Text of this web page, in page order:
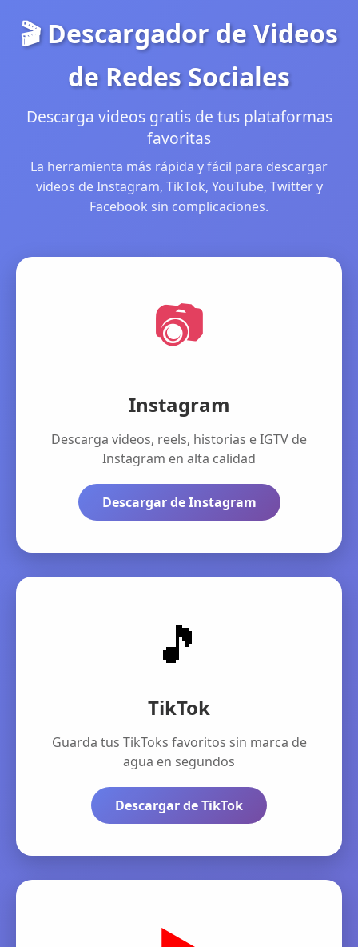
🎬 Descargador de Videos
de Redes Sociales
Descarga videos gratis de tus plataformas
favoritas
La herramienta más rápida y fácil para descargar
videos de Instagram, TikTok, YouTube, Twitter y
Facebook sin complicaciones.
📷
Instagram
Descarga videos, reels, historias e IGTV de
Instagram en alta calidad
Descargar de Instagram
🎵
TikTok
Guarda tus TikToks favoritos sin marca de
agua en segundos
Descargar de TikTok